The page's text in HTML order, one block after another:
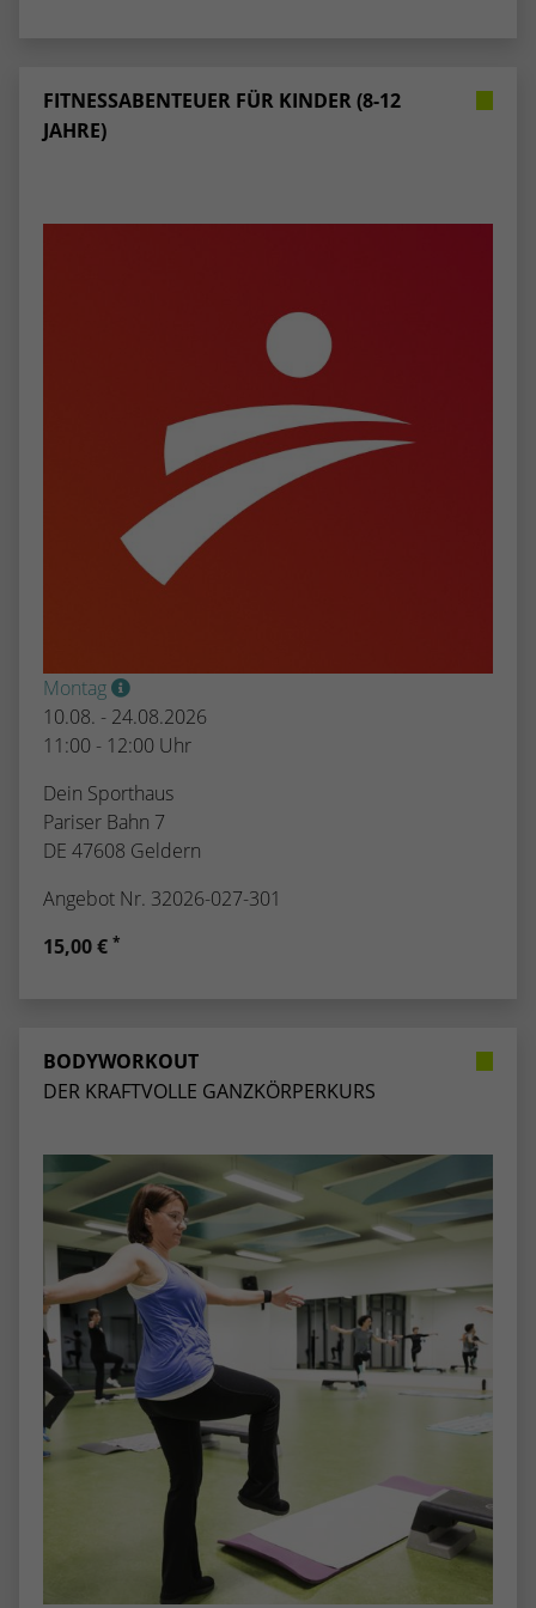
FITNESSABENTEUER FÜR KINDER (8-12
JAHRE)
Montag
10.08. - 24.08.2026
11:00 - 12:00 Uhr
Dein Sporthaus
Pariser Bahn 7
DE 47608 Geldern
Angebot Nr. 32026-027-301
15,00 € *
BODYWORKOUT
DER KRAFTVOLLE GANZKÖRPERKURS
Name _dc_gtm_UA-53600496-1
und nutzt dazu den DoubleClick des
Google Tag Manager, um die gezielte
Anzeigenplatzierung zu vereinfachen.